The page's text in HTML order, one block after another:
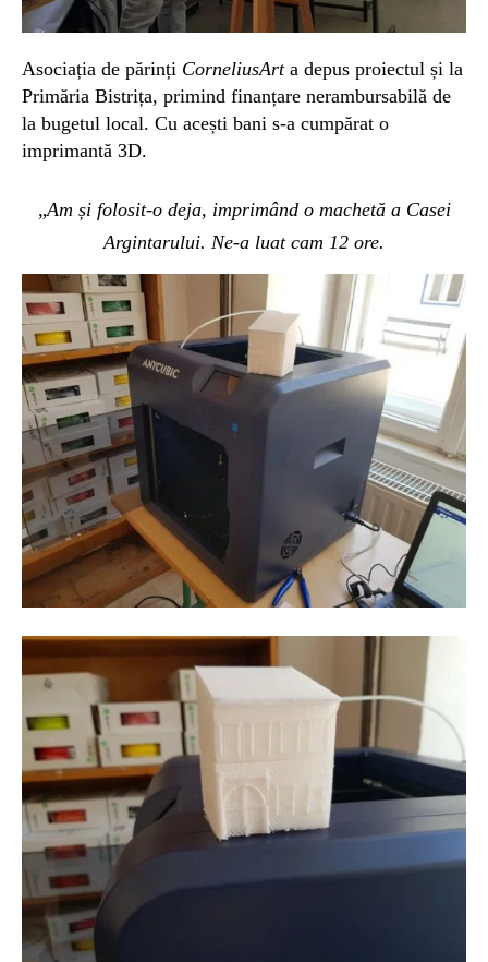
Asociația de părinți CorneliusArta depus proiectul și la
Primăria Bistrița, primind finanțare nerambursabilă de
la bugetul local. Cu acești bani s-a cumpărat o
imprimantă 3D.
„Am și folosit-o deja, imprimând o machetă a Casei
Argintarului. Ne-a luat cam 12 ore.